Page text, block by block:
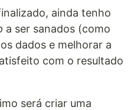
ainda tenho
a ser sanados (como
dados e melhorar a
com o resultado
será criar uma